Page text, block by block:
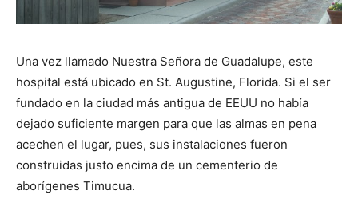
Una vez llamado Nuestra Señora de Guadalupe, este
hospital está ubicado en St. Augustine, Florida. Si el ser
fundado en la ciudad más antigua de EEUU no había
dejado suficiente margen para que las almas en pena
acechen el lugar, pues, sus instalaciones fueron
construidas justo encima de un cementerio de
aborígenes Timucua.